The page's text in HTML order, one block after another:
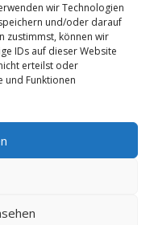
wir Technologien
und/oder darauf
zustimmst, können wir
IDs auf dieser Website
erteilst oder
und Funktionen
NÄCHSTER ARTIKEL
Monteurzimmer
Gleisdorf
Bereits 25 aktive